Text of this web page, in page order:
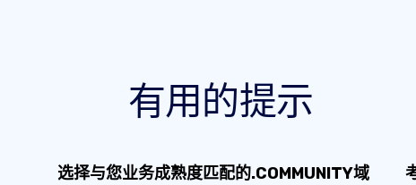
有用的提示
选择与您业务成熟度匹配的.COMMUNITY域